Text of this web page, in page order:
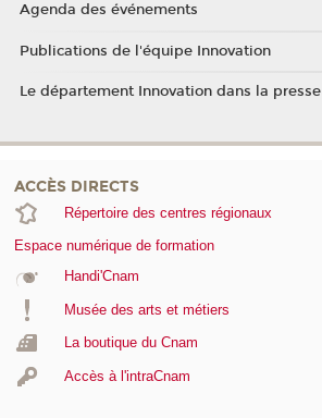
Agenda des événements
Publications de l'équipe Innovation
Le département Innovation dans la presse
ACCÈS DIRECTS
Répertoire des centres régionaux
Espace numérique de formation
Handi'Cnam
Musée des arts et métiers
La boutique du Cnam
Accès à l'intraCnam